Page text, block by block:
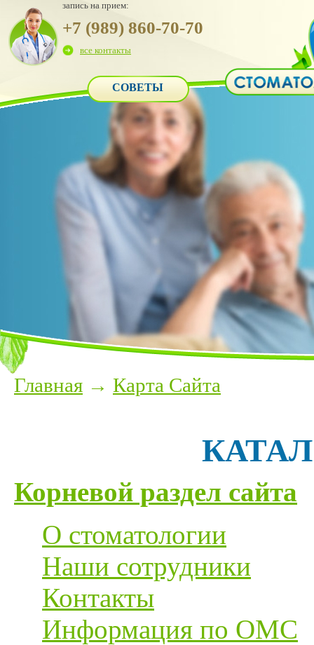
СОВЕТЫ
запись на прием:
+7 (989) 860-70-70
все контакты
Главная → Карта Сайта
Корневой раздел сайта
О стоматологии
Наши сотрудники
Контакты
Информация по ОМС